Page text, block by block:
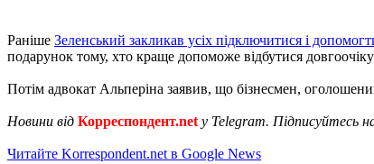
Раніше Зеленський закликав усіх підключитися і
подарунок тому, хто краще допоможе відбутися
Потім адвокат Альперіна заявив, що бізнесмен,
Новини від Корреспондент.net у Telegram. Підписуйтесь
Читайте Korrespondent.net в Google News